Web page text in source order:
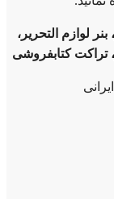
لوازم التحریر،
تراکت کتابفروشی